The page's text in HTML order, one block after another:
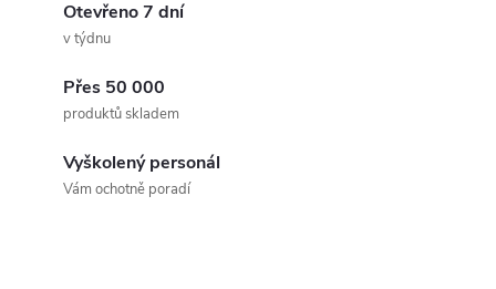
Otevřeno 7 dní
v týdnu
Přes 50 000
produktů skladem
Vyškolený personál
Vám ochotně poradí